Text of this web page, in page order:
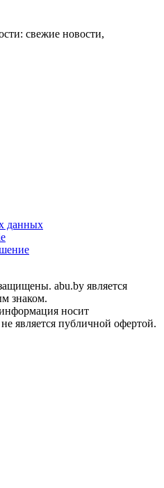
свежие новости,
данных
abu.by является
знаком.
носит
является публичной офертой.